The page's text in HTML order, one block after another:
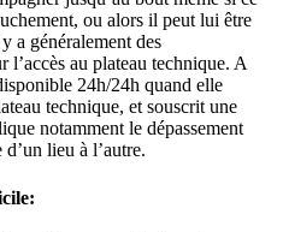
ou alors il peut lui être
a généralement des
l’accès au plateau technique. A
24h/24h quand elle
technique, et souscrit une
notamment le dépassement
lieu à l’autre.